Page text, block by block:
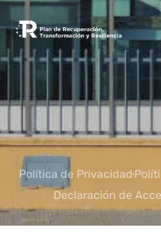
Política de Privacidad
Declaración de